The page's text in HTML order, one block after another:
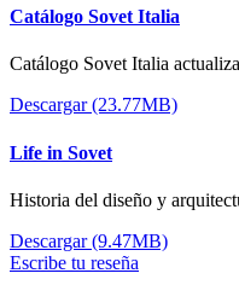
Catálogo Sovet Italia
Catálogo Sovet Italia
Descargar (23.77MB)
Life in Sovet
Historia del diseño y
Descargar (9.47MB)
Escribe tu reseña